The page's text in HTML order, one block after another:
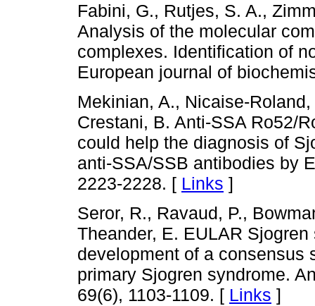
Fabini, G., Rutjes, S. A.,
Analysis of the molecular
complexes. Identification of
European journal of
Mekinian, A., Nicaise-
Crestani, B. Anti-SSA Ro52/
could help the diagnosis of
anti-SSA/SSB antibodies by
2223-2228. [ Links ]
Seror, R., Ravaud, P.,
Theander, E. EULAR
development of a consensus
primary Sjogren syndrome.
69(6), 1103-1109. [ Links ]